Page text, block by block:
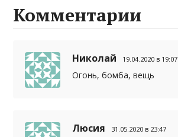
Комментарии
Николай 19.04.2020 в 19:07
Огонь, бомба, вещь
Люсия 31.05.2020 в 23:47